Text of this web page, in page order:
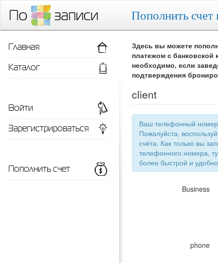
Пополнить счет
Здесь вы можете
платежом с
необходимо, если
подтверждения
client
Ваш телефонный номер
Пожалуйста,
счёта. Как только вы
телефонного номера,
более
Business
phone
Главная
Каталог
Войти
Зарегистрироваться
Пополнить счет